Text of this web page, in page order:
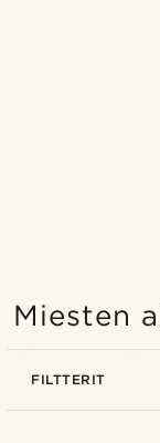
Miesten
FILTTERIT